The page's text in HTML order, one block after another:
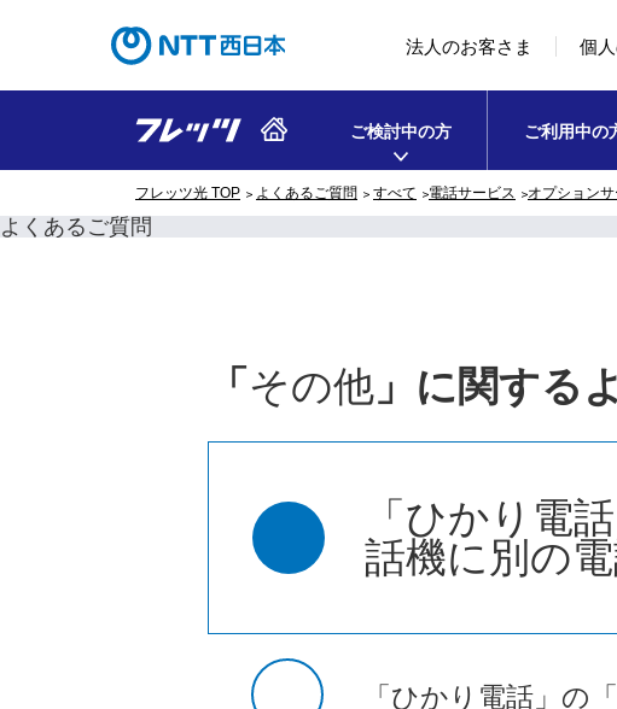
法人のお客さま 個
ご検討中の方 ご利用中の
フレッツ光 TOP よくあるご質問 すべて 電話サービス オプション
よくあるご質問
「 その他 」に関する
「ひかり電
話機に別の
「ひかり電話」の